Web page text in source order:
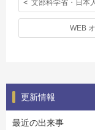
WEB
更新情報
最近の出来事